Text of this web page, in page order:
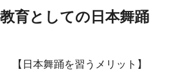
教育としての日本舞踊
【日本舞踊を習うメリット】